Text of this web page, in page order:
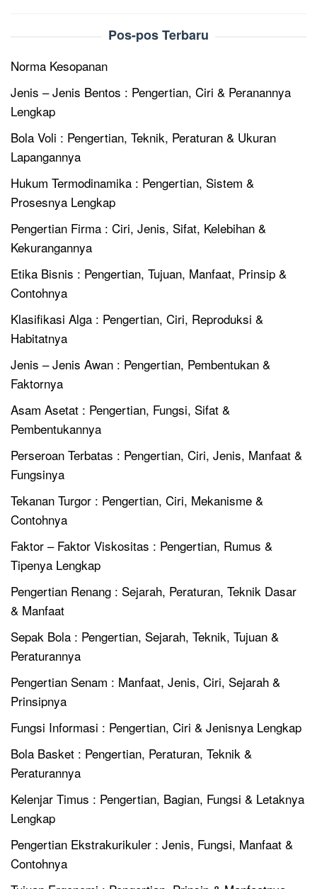
Pos-pos Terbaru
Norma Kesopanan
Jenis – Jenis Bentos : Pengertian, Ciri & Peranannya
Lengkap
Bola Voli : Pengertian, Teknik, Peraturan & Ukuran
Lapangannya
Hukum Termodinamika : Pengertian, Sistem &
Prosesnya Lengkap
Pengertian Firma : Ciri, Jenis, Sifat, Kelebihan &
Kekurangannya
Etika Bisnis : Pengertian, Tujuan, Manfaat, Prinsip &
Contohnya
Klasifikasi Alga : Pengertian, Ciri, Reproduksi &
Habitatnya
Jenis – Jenis Awan : Pengertian, Pembentukan &
Faktornya
Asam Asetat : Pengertian, Fungsi, Sifat &
Pembentukannya
Perseroan Terbatas : Pengertian, Ciri, Jenis, Manfaat &
Fungsinya
Tekanan Turgor : Pengertian, Ciri, Mekanisme &
Contohnya
Faktor – Faktor Viskositas : Pengertian, Rumus &
Tipenya Lengkap
Pengertian Renang : Sejarah, Peraturan, Teknik Dasar
& Manfaat
Sepak Bola : Pengertian, Sejarah, Teknik, Tujuan &
Peraturannya
Pengertian Senam : Manfaat, Jenis, Ciri, Sejarah &
Prinsipnya
Fungsi Informasi : Pengertian, Ciri & Jenisnya Lengkap
Bola Basket : Pengertian, Peraturan, Teknik &
Peraturannya
Kelenjar Timus : Pengertian, Bagian, Fungsi & Letaknya
Lengkap
Pengertian Ekstrakurikuler : Jenis, Fungsi, Manfaat &
Contohnya